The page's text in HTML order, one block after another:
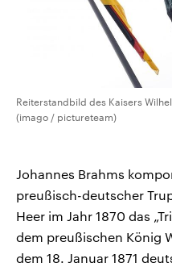
Reiterstandbild des Kaisers
(imago / pictureteam)
Johannes Brahms
preußisch-deutscher
Heer im Jahr 1870 das
dem preußischen König
dem 18. Januar 1871